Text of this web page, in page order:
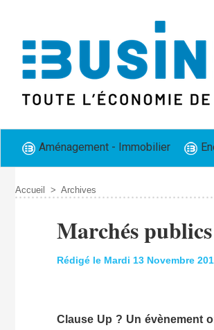
Aménagement - Immobilier
Accueil > Archives
Marchés
Rédigé le Mardi 13 Novembre
Clause Up ? Un évènement